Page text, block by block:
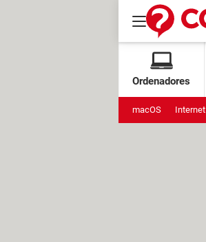
Ordenadores
macOS Internet